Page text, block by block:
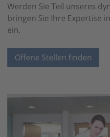
Werden Sie Teil unseres
bringen Sie Ihre Expertise
ein.
Offene Stellen finden